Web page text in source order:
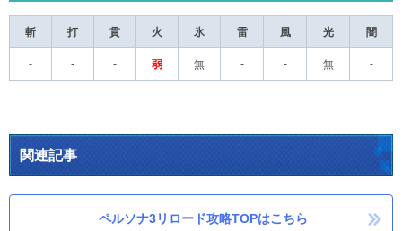
斬 打 貫 火 氷 雷 風 光 闇
- - - 弱 無 - - 無 -
関連記事
ペルソナ3リロード攻略TOPはこちら